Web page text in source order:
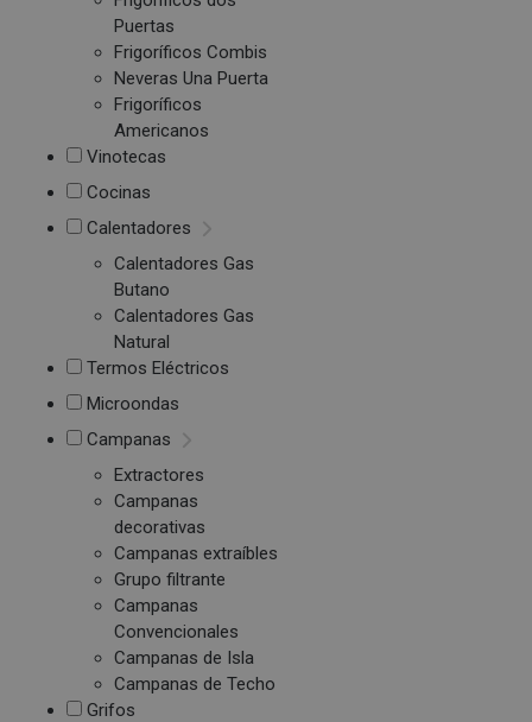
Puertas
Frigoríficos Combis
Neveras Una Puerta
Frigoríficos
Americanos
Vinotecas
Cocinas
Calentadores
Calentadores Gas
Butano
Calentadores Gas
Natural
Termos Eléctricos
Microondas
Campanas
Extractores
Campanas
decorativas
Campanas extraíbles
Grupo filtrante
Campanas
Convencionales
Campanas de Isla
Campanas de Techo
Grifos